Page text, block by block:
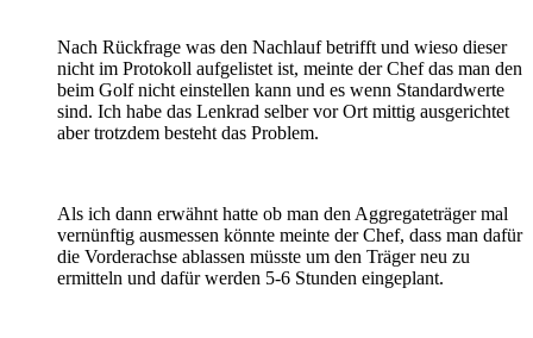
Nach Rückfrage was den Nachlauf betrifft und wieso dieser
nicht im Protokoll aufgelistet ist, meinte der Chef das man den
beim Golf nicht einstellen kann und es wenn Standardwerte
sind. Ich habe das Lenkrad selber vor Ort mittig ausgerichtet
aber trotzdem besteht das Problem.
Als ich dann erwähnt hatte ob man den Aggregateträger mal
vernünftig ausmessen könnte meinte der Chef, dass man dafür
die Vorderachse ablassen müsste um den Träger neu zu
ermitteln und dafür werden 5-6 Stunden eingeplant.